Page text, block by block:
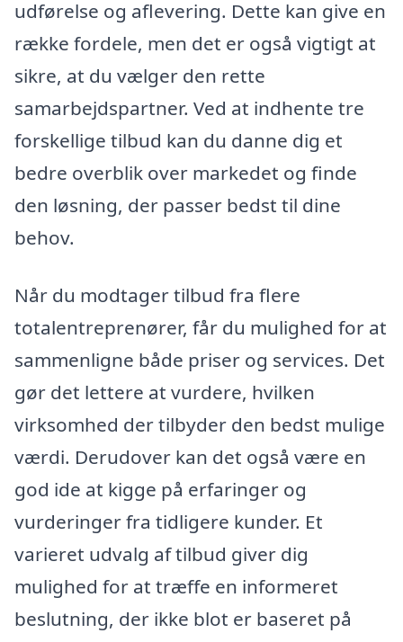
udførelse og aflevering. Dette kan give en
række fordele, men det er også vigtigt at
sikre, at du vælger den rette
samarbejdspartner. Ved at indhente tre
forskellige tilbud kan du danne dig et
bedre overblik over markedet og finde
den løsning, der passer bedst til dine
behov.
Når du modtager tilbud fra flere
totalentreprenører, får du mulighed for at
sammenligne både priser og services. Det
gør det lettere at vurdere, hvilken
virksomhed der tilbyder den bedst mulige
værdi. Derudover kan det også være en
god ide at kigge på erfaringer og
vurderinger fra tidligere kunder. Et
varieret udvalg af tilbud giver dig
mulighed for at træffe en informeret
beslutning, der ikke blot er baseret på